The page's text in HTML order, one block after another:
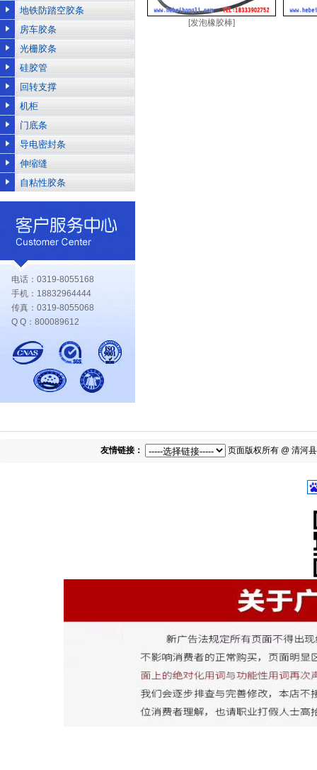
地铁防踏空胶条
房车胶条
光栅胶条
硅胶管
回转支撑
机柜
门底条
导电密封条
伸缩缝
自粘性胶条
电话：0319-8055168
手机：18832964444
传真：0319-8055068
Q Q：800089612
[发泡橡胶棒]
友情链接： 页面版权所有 @ 清河